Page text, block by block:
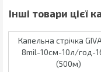
Капельна стрічка
8mil-10см-10л/год-
(500м)